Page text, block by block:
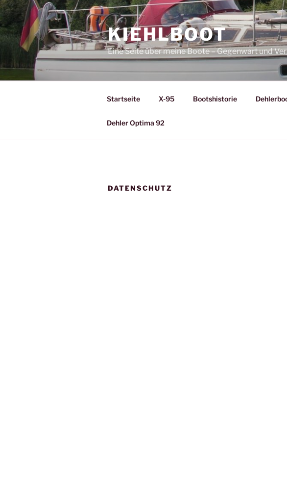
Zum
Inhalt
springen
KIEHLBOOT
Eine Seite über meine Boote – Gegenwart und
Startseite X-95 Bootshistorie
Dehler Optima 92
DATENSCHUTZ